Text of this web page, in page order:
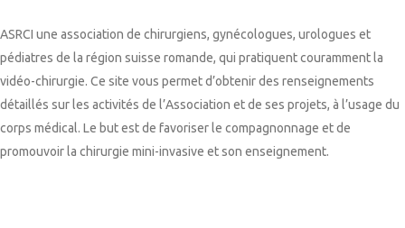
ASRCI une association de chirurgiens, gynécologues, urologues et
pédiatres de la région suisse romande, qui pratiquent couramment la
vidéo-chirurgie. Ce site vous permet d’obtenir des renseignements
détaillés sur les activités de l’Association et de ses projets, à l’usage du
corps médical. Le but est de favoriser le compagnonnage et de
promouvoir la chirurgie mini-invasive et son enseignement.